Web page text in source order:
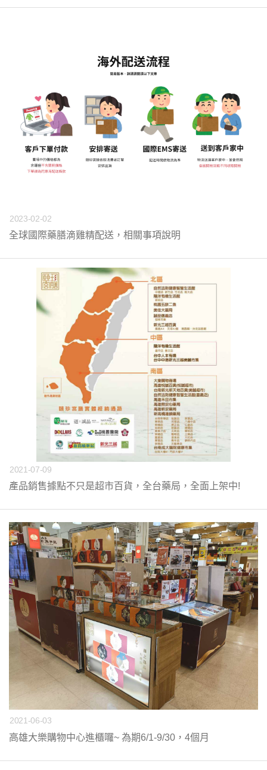
2023-02-02
全球國際藥膳滴雞精配送，相關事項說明
2021-07-09
產品銷售據點不只是超市百貨，全台藥局，全面上架中!
2021-06-03
高雄大樂購物中心進櫃囉~ 為期6/1-9/30，4個月